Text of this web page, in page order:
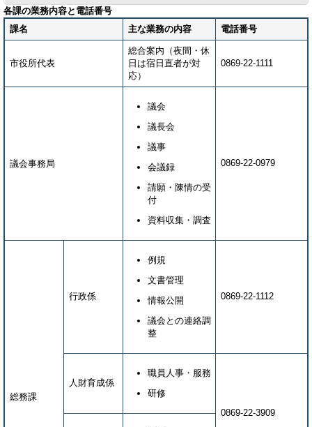
各課の業務内容と電話番号
課名
主な業務の内容 電話番号
市役所代表
総合案内（夜間・休
日は宿日直者が対
応）
0869-22-1111
議会事務局
議会
議長会
議事
会議録
請願・陳情の受
付
資料収集・調査
0869-22-0979
総務課
行政係
例規
文書管理
情報公開
議会との連絡調
整
0869-22-1112
人財育成係
職員人事・服務
研修
0869-22-3909